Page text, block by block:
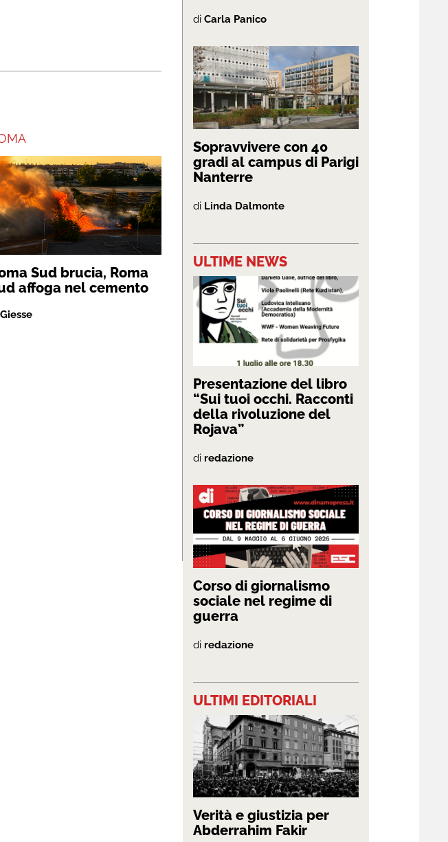
Sud brucia, Roma
affoga nel cemento
Giesse
di Carla Panico
Sopravvivere con 40
gradi al campus di Parigi
Nanterre
di Linda Dalmonte
ULTIME NEWS
Presentazione del libro
“Sui tuoi occhi. Racconti
della rivoluzione del
Rojava”
di redazione
Corso di giornalismo
sociale nel regime di
guerra
di redazione
ULTIMI EDITORIALI
Verità e giustizia per
Abderrahim Fakir